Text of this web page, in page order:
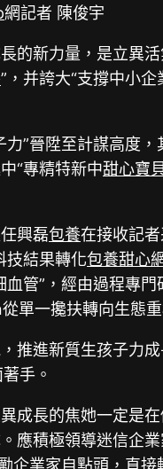
網記者 陳俊宇
的新力量，是立異
”，并誇大“支撐中小
”晉陞至計謀高度
“專精特新中甜心寶
興磊包養在接收記
技結果轉化包養甜心
管”，經由過程專
單一攙扶轉向生態重
推進新質生孩子力
手。
成長的焦她一定是
應積極領導迷信企